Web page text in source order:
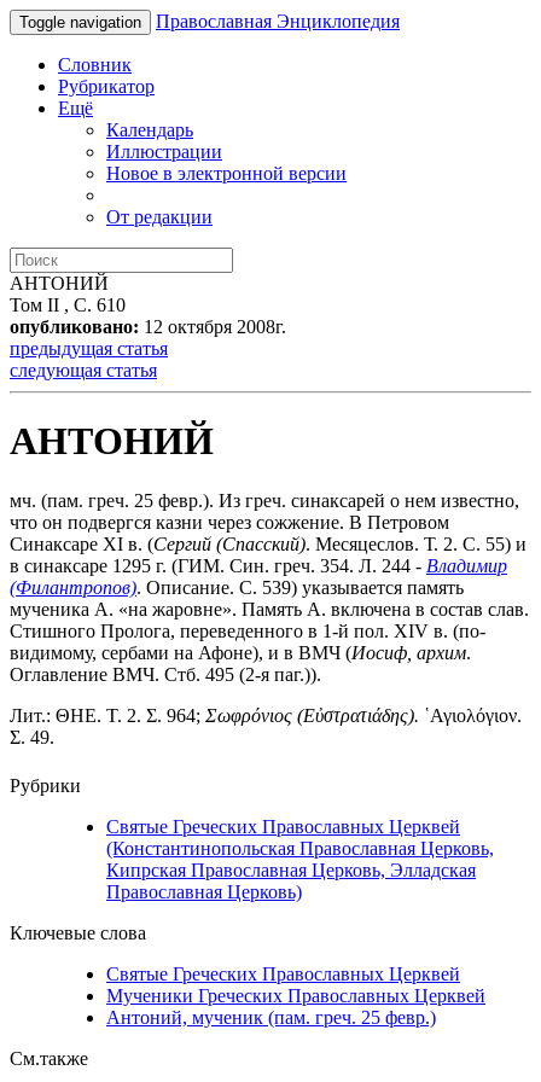
Toggle navigation Православная Энциклопедия
Словник
Рубрикатор
Ещё
Календарь
Иллюстрации
Новое в электронной версии
От редакции
АНТОНИЙ
Том II , С. 610
опубликовано: 12 октября 2008г.
предыдущая статья
следующая статья
АНТОНИЙ
мч. (пам. греч. 25 февр.). Из греч. синаксарей о нем известно,
что он подвергся казни через сожжение. В Петровом
Синаксаре XI в. (Сергий (Спасский). Месяцеслов. Т. 2. С. 55) и
в синаксаре 1295 г. (ГИМ. Син. греч. 354. Л. 244 - Владимир
(Филантропов). Описание. С. 539) указывается память
мученика А. «на жаровне». Память А. включена в состав слав.
Стишного Пролога, переведенного в 1-й пол. XIV в. (по-
видимому, сербами на Афоне), и в ВМЧ (Иосиф, архим.
Оглавление ВМЧ. Стб. 495 (2-я паг.)).
Лит.: ΘΗΕ. Τ. 2. Σ. 964; Σωφρόνιος (Εὐστρατιάδης). ῾Αγιολόγιον.
Σ. 49.
Рубрики
Святые Греческих Православных Церквей
(Константинопольская Православная Церковь,
Кипрская Православная Церковь, Элладская
Православная Церковь)
Ключевые слова
Святые Греческих Православных Церквей
Мученики Греческих Православных Церквей
Антоний, мученик (пам. греч. 25 февр.)
См.также